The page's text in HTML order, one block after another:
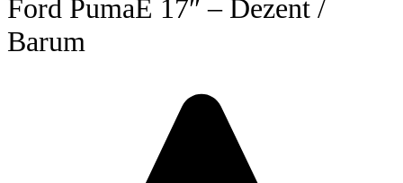
Ford PumaE 17″ – Dezent /
Barum